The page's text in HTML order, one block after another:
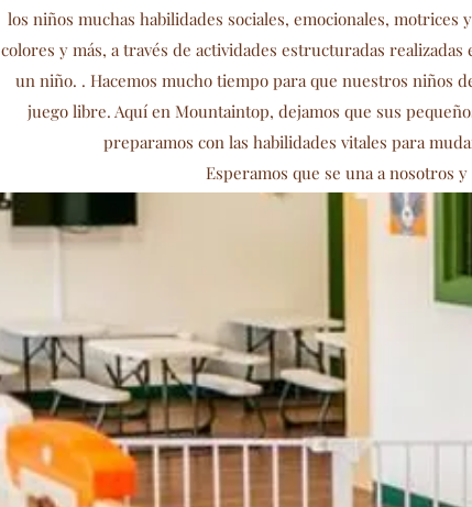
los niños muchas habilidades sociales, emocionales,
colores y más, a través de actividades estructuradas
un niño. . Hacemos mucho tiempo para que nuestros niños
juego libre. Aquí en Mountaintop, dejamos que sus
preparamos con las habilidades vitales para
Esperamos que se una a nosotros